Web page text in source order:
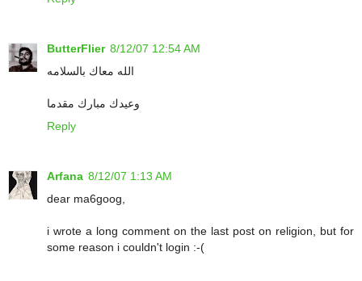
ButterFlier 8/12/07 12:54 AM
الله معاك بالسلامه
وعيدك مبارك مقدما
Reply
Arfana 8/12/07 1:13 AM
dear ma6goog,
i wrote a long comment on the last post on religion, but for
some reason i couldn't login :-(